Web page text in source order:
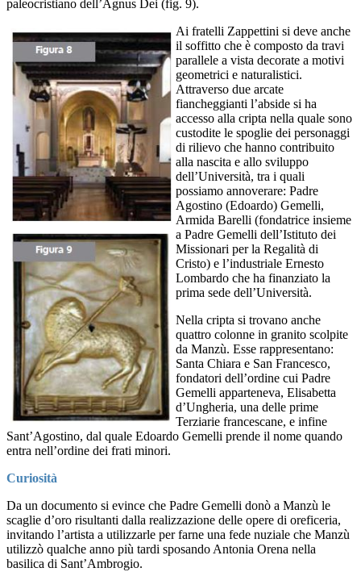
paleocristiano dell’Agnus Dei (fig. 9).
Ai fratelli Zappettini si deve anche
il soffitto che è composto da travi
parallele a vista decorate a motivi
geometrici e naturalistici.
Attraverso due arcate
fiancheggianti l’abside si ha
accesso alla cripta nella quale sono
custodite le spoglie dei personaggi
di rilievo che hanno contribuito
alla nascita e allo sviluppo
dell’Università, tra i quali
possiamo annoverare: Padre
Agostino (Edoardo) Gemelli,
Armida Barelli (fondatrice insieme
a Padre Gemelli dell’Istituto dei
Missionari per la Regalità di
Cristo) e l’industriale Ernesto
Lombardo che ha finanziato la
prima sede dell’Università.
Nella cripta si trovano anche
quattro colonne in granito scolpite
da Manzù. Esse rappresentano:
Santa Chiara e San Francesco,
fondatori dell’ordine cui Padre
Gemelli apparteneva, Elisabetta
d’Ungheria, una delle prime
Terziarie francescane, e infine
Sant’Agostino, dal quale Edoardo Gemelli prende il nome quando
entra nell’ordine dei frati minori.
Curiosità
Da un documento si evince che Padre Gemelli donò a Manzù le
scaglie d’oro risultanti dalla realizzazione delle opere di oreficeria,
invitando l’artista a utilizzarle per farne una fede nuziale che Manzù
utilizzò qualche anno più tardi sposando Antonia Orena nella
basilica di Sant’Ambrogio.